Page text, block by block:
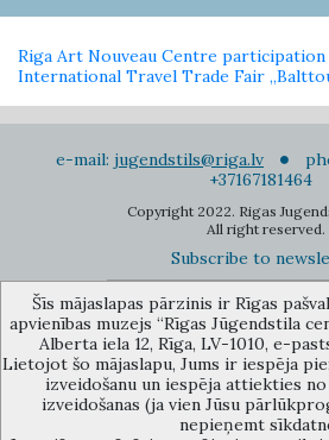
Riga Art Nouveau Centre
International Travel Trade Fair
e-mail: jugendstils@riga.lv
+37167181464
Copyright 2022. Rigas
All right reserved.
Subscribe to
The Anti-Bureaucracy Centre of the Riga
67012031, e-mail: bac@riga.lv) performs
the Municipality of Riga, providing
Šīs mājaslapas pārzinis ir Rīgas
apvienības muzejs “Rīgas Jūgendstila
Alberta iela 12, Rīga, LV-1010, e-
Lietojot šo mājaslapu, Jums ir iespēja
izveidošanu un iespēja attiekties
izveidošanas (ja vien Jūsu
nepieņemt